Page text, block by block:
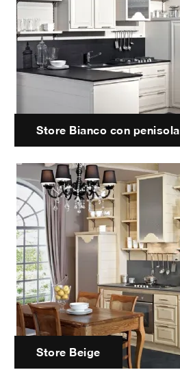
Store Bianco con penisola
Store Beige